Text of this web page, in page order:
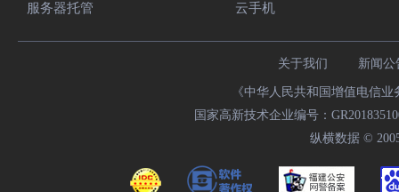
服务器托管
云手机
关于我们 新闻公
《中华人民共和国增值电信
国家高新技术企业编号：
纵横数据 ©